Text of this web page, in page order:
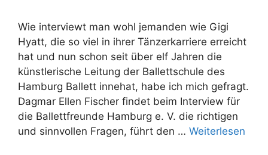
Wie interviewt man wohl jemanden wie Gigi
Hyatt, die so viel in ihrer Tänzerkarriere erreicht
hat und nun schon seit über elf Jahren die
künstlerische Leitung der Ballettschule des
Hamburg Ballett innehat, habe ich mich gefragt.
Dagmar Ellen Fischer findet beim Interview für
die Ballettfreunde Hamburg e. V. die richtigen
und sinnvollen Fragen, führt den … Weiterlesen